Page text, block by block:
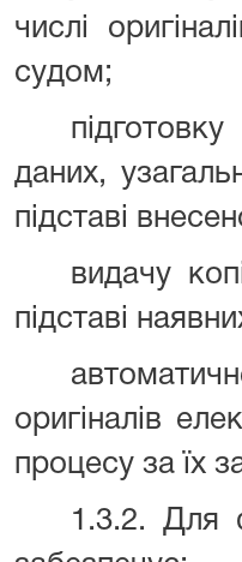
числі
судом;
даних,
підставі
видачу
підставі
оригіналів
процесу за їх
1.3.2. Для